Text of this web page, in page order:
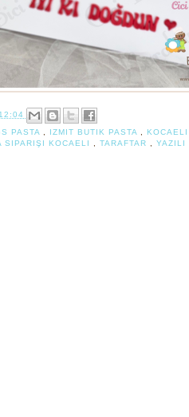
12:04
PASTA IZMIT BUTIK PASTA
SIPARIŞI KOCAELI TARAFTAR YAZILI